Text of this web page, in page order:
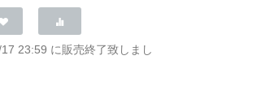
23:59 に販売終了致しまし